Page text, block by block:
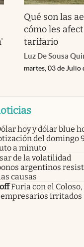
Qué son las
cómo les
tarifario
Luz De Sousa
martes, 03 de Julio
hoy y dólar blue
del domingo
a minuto
de la volatilidad
argentinos
causas
Furia con el Coloso,
irritados